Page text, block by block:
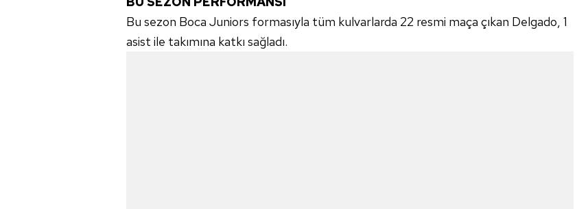
Bu sezon Boca Juniors formasıyla tüm kulvarlarda 22 resmi maça çıkan Delgado, 1
asist ile takımına katkı sağladı.